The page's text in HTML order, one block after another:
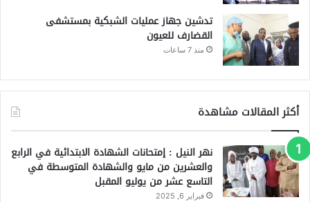
تدشين جهاز عمليات الشبكية بمستشفى
القضارف للعيون
منذ 7 ساعات
أكثر المقالات مشاهدة
نهر النيل : إمتحانات الشهادة الابتدائية في الرابع
والعشرين من مايو والشهادة المتوسطة في
التاسع عشر من يوليو المقبل
فبراير 6, 2025